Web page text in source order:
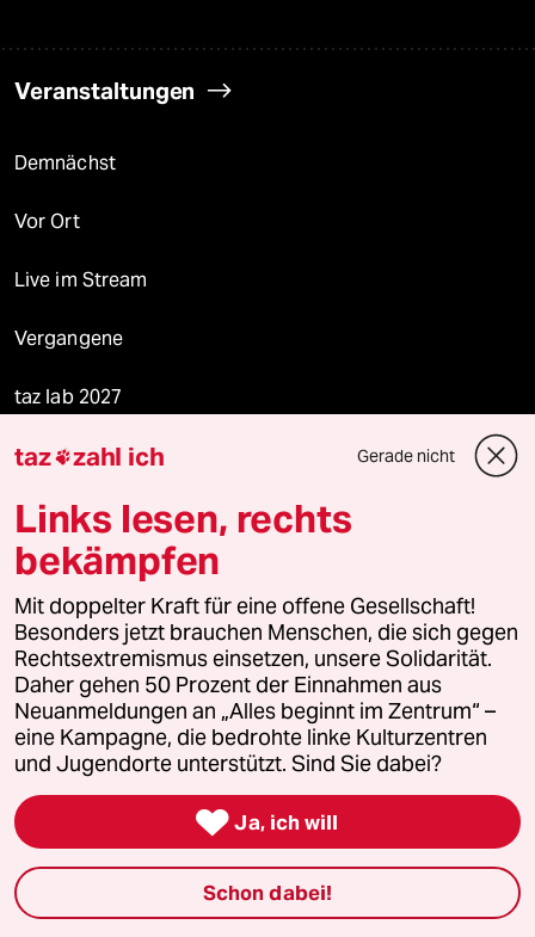
Veranstaltungen
Demnächst
Vor Ort
Live im Stream
Vergangene
taz lab 2027
Mehr taz Lesestoff
taz Blogs
taz FUTURZWEI
Le Monde diplomatique
taz Archiv
Mehr taz Angebote
taz zahl ich Gerade nicht
Links lesen, rechts
bekämpfen
Mit doppelter Kraft für eine offene Gesellschaft!
Besonders jetzt brauchen Menschen, die sich gegen
Rechtsextremismus einsetzen, unsere Solidarität.
Daher gehen 50 Prozent der Einnahmen aus
Neuanmeldungen an „Alles beginnt im Zentrum“ –
eine Kampagne, die bedrohte linke Kulturzentren
und Jugendorte unterstützt. Sind Sie dabei?
 Ja, ich will
Schon dabei!